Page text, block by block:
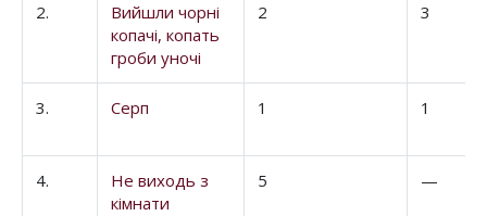
2.
Вийшли чорні
копачі, копать
гроби уночі
2 3
3. Серп 1 1
4.
Не виходь з
кімнати
5 —